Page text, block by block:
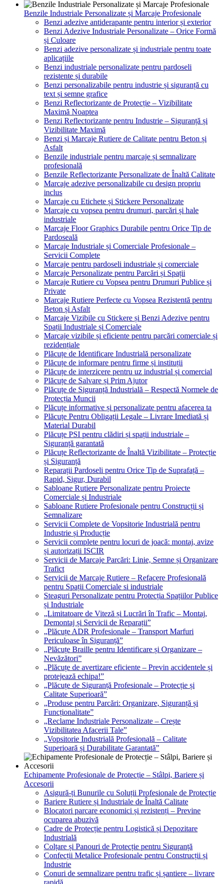
Benzile Industriale Personalizate și Marcaje Profesionale
Benzi adezive antiderapante pentru interior și exterior
Benzi Adezive Industriale Personalizate – Orice Formă
și Culoare
Benzi adezive personalizate și industriale pentru toate
aplicațiile
Benzi industriale personalizate pentru pardoseli
rezistente și durabile
Benzi personalizabile pentru industrie și siguranță cu
text și semne grafice
Benzi Reflectorizante de Protecție – Vizibilitate
Maximă Noaptea
Benzi Reflectorizante pentru Industrie – Siguranță și
Vizibilitate Maximă
Benzi și Marcaje Rutiere de Calitate pentru Beton și
Asfalt
Benzile industriale pentru marcaje și semnalizare
profesională
Benzile Reflectorizante Personalizate de Înaltă Calitate
Marcaje adezive personalizabile cu design propriu
inclus
Marcaje cu Etichete și Stickere Personalizate
Marcaje cu vopsea pentru drumuri, parcări și hale
industriale
Marcaje Floor Graphics Durabile pentru Orice Tip de
Pardoseală
Marcaje Industriale și Comerciale Profesionale –
Servicii Complete
Marcaje pentru pardoseli industriale și comerciale
Marcaje Personalizate pentru Parcări și Spații
Marcaje Rutiere cu Vopsea pentru Drumuri Publice și
Private
Marcaje Rutiere Perfecte cu Vopsea Rezistentă pentru
Beton și Asfalt
Marcaje Vizibile cu Stickere și Benzi Adezive pentru
Spații Industriale și Comerciale
Marcaje vizibile și eficiente pentru parcări comerciale și
rezidențiale
Plăcuțe de Identificare Industrială personalizate
Plăcuțe de informare pentru firme și instituții
Plăcuțe de interzicere pentru uz industrial și comercial
Plăcuțe de Salvare și Prim Ajutor
Plăcuțe de Siguranță Industrială – Respectă Normele de
Protecția Muncii
Plăcuțe informative și personalizate pentru afacerea ta
Plăcuțe Pentru Obligații Legale – Livrare Imediată și
Material Durabil
Plăcuțe PSI pentru clădiri și spații industriale –
Siguranță garantată
Plăcuțe Reflectorizante de Înaltă Vizibilitate – Protecție
și Siguranță
Reparații Pardoseli pentru Orice Tip de Suprafață –
Rapid, Sigur, Durabil
Sabloane Rutiere Personalizate pentru Proiecte
Comerciale și Industriale
Sabloane Rutiere Profesionale pentru Construcții și
Semnalizare
Servicii Complete de Vopsitorie Industrială pentru
Industrie și Producție
Servicii complete pentru locuri de joacă: montaj, avize
și autorizații ISCIR
Servicii de Marcaje Parcări: Linie, Semne și Organizare
Trafict
Servicii de Marcaje Rutiere – Refacere Profesională
pentru Spații Comerciale si industriale
Steaguri Personalizate pentru Protecția Spațiilor Publice
și Industriale
„Limitatoare de Viteză și Lucrări în Trafic – Montaj,
Demontaj și Servicii de Reparații”
„Plăcuțe ADR Profesionale – Transport Marfuri
Periculoase în Siguranță”
„Plăcuțe Braille pentru Identificare și Organizare –
Nevăzători”
„Plăcuțe de avertizare eficiente – Previn accidentele și
protejează echipa!”
„Plăcuțe de Siguranță Profesionale – Protecție și
Calitate Superioară”
„Produse pentru Parcări: Organizare, Siguranță și
Funcționalitate”
„Reclame Industriale Personalizate – Crește
Vizibilitatea Afacerii Tale”
„Vopsitorie Industrială Profesională – Calitate
Superioară și Durabilitate Garantată”
Echipamente Profesionale de Protecție – Stâlpi, Bariere și
Accesorii
Asigură-ți Bunurile cu Soluții Profesionale de Protecție
Bariere Rutiere și Industriale de Înaltă Calitate
Blocatori parcare economici și rezistenți – Previne
ocuparea abuzivă
Cadre de Protecție pentru Logistică și Depozitare
Industrială
Colțare și Panouri de Protecție pentru Siguranță
Confecții Metalice Profesionale pentru Construcții și
Industrie
Conuri de semnalizare pentru trafic și șantiere – livrare
rapidă